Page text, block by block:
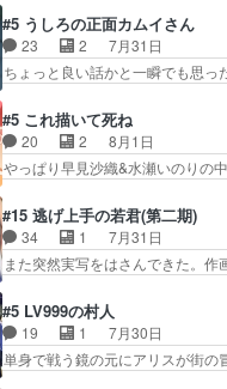
け？と思ったら歌唱シーン… の
＿!!­­--­­--­… それだけでええやん！
が仕…
の鬼夜叉と田楽の増次郎。小さ
は良くとも、先鋭的すぎるのか
石也と共に観世座をあとにし
れ、三条坊門御所で日々を送
子舞勝負。鬼夜叉は猫の動き…
い。新しい獅子舞に拘って… 第
primevideoで視聴しまし…
#5 うしろの正面カムイさん
23 2
7月31日
ちょっと良い話かと一瞬でも
も1日お疲れ様でした～───昨
われたお市ちゃんの恩返し。化
させていただきました。ジョ
リーみたいな始まり。流石に
し良い話化け猫は油が好物… 今
のみで15分。金持ちの… 今更だ
で祓えることは何とな…
#5 これ描いて死ね
20 2
8月1日
やっぱり早見沙織&水瀬いのり
人物が増えてわいわいしたとこ
ティアで２０冊刷りは妥当だよ
のママ向けの漫画で、また涙
「想い」をこめよう｣娘に漫画
てコミティアっていいなあ。同
のしおりを徹夜で作る先生(… お
んな漫画描かれたら泣いち…
#15 逃げ上手の若君(第二期)
34 1
7月31日
また突然実写をはさんできた
歳まで童貞だと魔法使いになれ
の諏訪の三大将もまたクセが強
全にブレーンだよね毎回敵キ
を我慢して強くなれるなら大
#5 LV999の村人
19 1
7月30日
単身で戦う鏡の元にアリスが